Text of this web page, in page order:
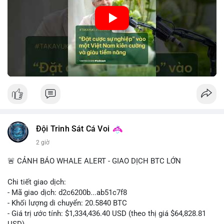
• Tâm lý ngắn hạn: Tiêu cực do dữ liệu việc làm Mỹ kém khả
quan và sự bất định về pháp lý tại Mỹ.
• Hành động: Cẩn trọng với các lệnh đòn bẩy cao; theo dõi sát
biến động kinh tế vĩ mô Mỹ.
📊 Nguồn: Radar Tâm Lý Thị Trường
Nguồn: VIETSUCCESS
Đội Trinh Sát Cá Voi
2 giờ
🚨 CẢNH BÁO WHALE ALERT - GIAO DỊCH BTC LỚN
Chi tiết giao dịch:
- Mã giao dịch: d2c6200b...ab51c7f8
- Khối lượng di chuyển: 20.5840 BTC
- Giá trị ước tính: $1,334,436.40 USD (theo thị giá $64,828.81